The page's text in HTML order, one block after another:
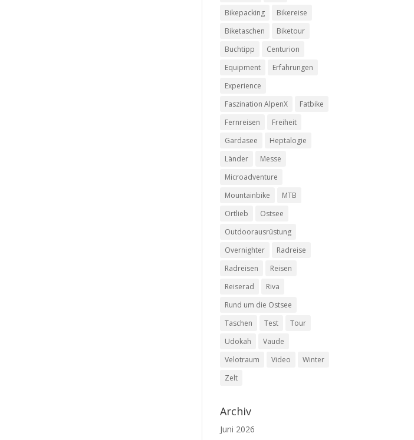
Bikepacking
Bikereise
Biketaschen
Biketour
Buchtipp
Centurion
Equipment
Erfahrungen
Experience
Faszination AlpenX
Fatbike
Fernreisen
Freiheit
Gardasee
Heptalogie
Länder
Messe
Microadventure
Mountainbike
MTB
Ortlieb
Ostsee
Outdoorausrüstung
Overnighter
Radreise
Radreisen
Reisen
Reiserad
Riva
Rund um die Ostsee
Taschen
Test
Tour
Udokah
Vaude
Velotraum
Video
Winter
Zelt
Archiv
Juni 2026